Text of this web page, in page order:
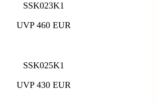
SSK023K1
UVP 460 EUR
SSK025K1
UVP 430 EUR